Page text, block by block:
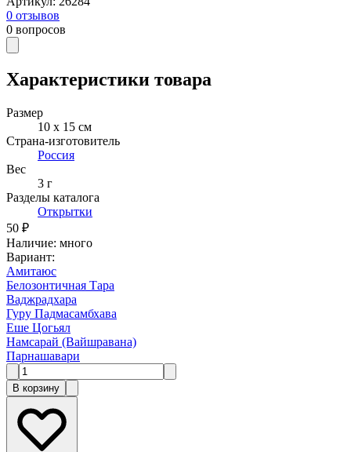
0 отзывов
0 вопросов
Характеристики товара
Размер
10 x 15 см
Страна-изготовитель
Россия
Вес
3 г
Разделы каталога
Открытки
50 ₽
Наличие: много
Вариант:
Амитаюс
Белозонтичная Тара
Ваджрадхара
Гуру Падмасамбхава
Еше Цогьял
Намсарай (Вайшравана)
Парнашавари
В корзину